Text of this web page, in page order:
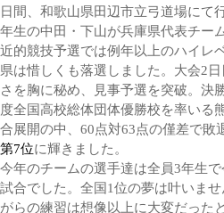
日間、和歌山県田辺市立弓道場にて
年生の中田・下山が兵庫県代表チー
近的競技予選では例年以上のハイレ
県は惜しくも落選しました。大会2
さを胸に秘め、見事予選を突破。決
度全国高校総体団体優勝校を率いる
合展開の中、60点対63点の僅差で敗
第7位に輝きました。
今年のチームの選手達は全員3年生
試合でした。全国1位の夢は叶いま
がらの練習は想像以上に大変だった